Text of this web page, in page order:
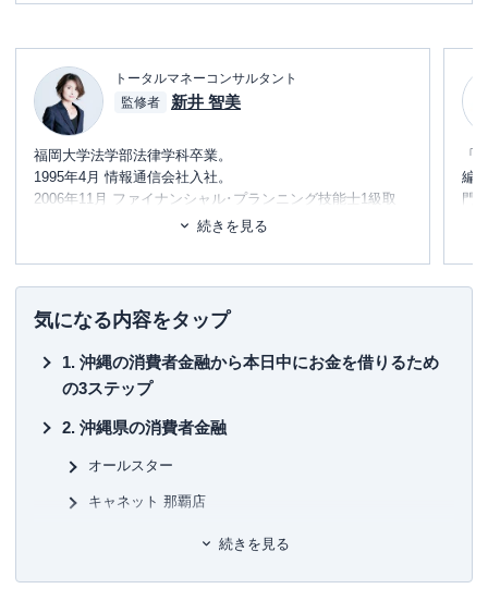
トータルマネーコンサルタント
監修者
新井 智美
福岡大学法学部法律学科卒業。
1995年4月 情報通信会社入社。
2006年11月 ファイナンシャル･プランニング技能士1級取
コンサルタントとして個人向け相談（資産運用・保険診
断・税金相談・相続対策・家計診断・ローン・住宅購入の
アドバイス）を行う他、資産運用など上記相談内容にまつ
わるセミナー講師（企業向け・サークル、団体向け）を行
うと同時に金融メディアへの執筆および監修も行い、現在
年間200本以上の執筆および監修をこなしている。これまで
の執筆および監修実績 は1,000本以上に及ぶ。
監修実績
かりやすく解説
め！種類や方法、注意点を解説
続きを見る
「
編
門
め
気になる内容をタップ
沖縄の消費者金融から本日中にお金を借りるため
の3ステップ
沖縄県の消費者金融
オールスター
キャネット 那覇店
続きを見る